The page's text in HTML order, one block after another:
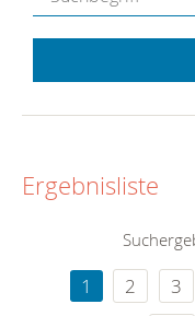
Ergebnisliste
1 2 3